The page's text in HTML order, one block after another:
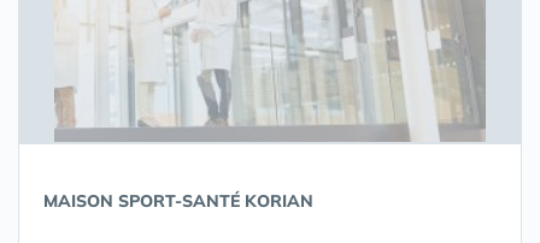
MAISON SPORT-SANTÉ KORIAN